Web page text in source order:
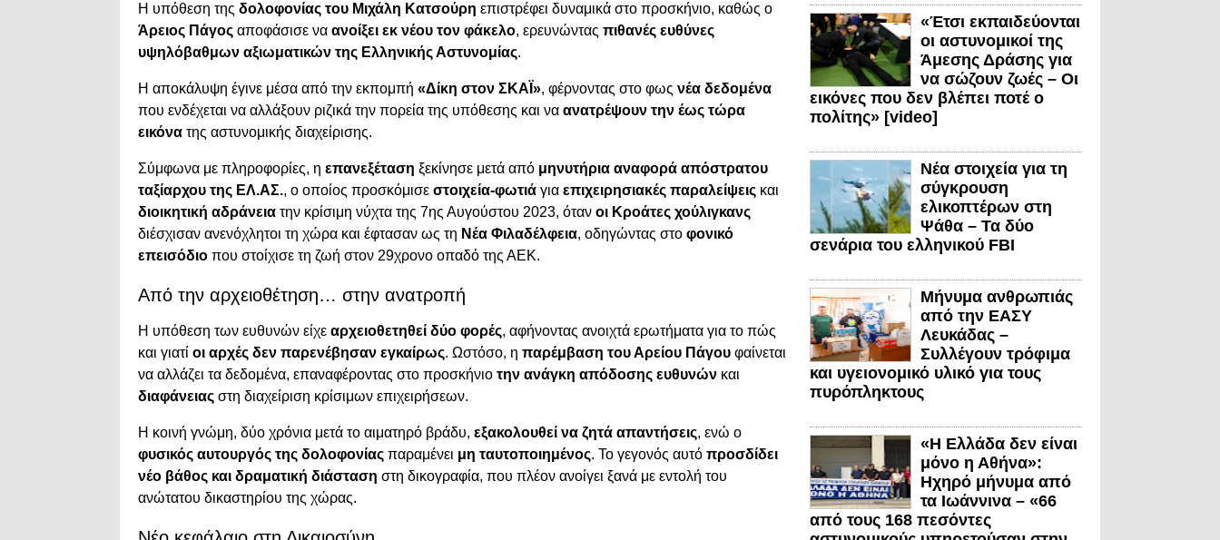
Η υπόθεση της δολοφονίας του Μιχάλη Κατσούρη επιστρέφει δυναμικά στο προσκήνιο, καθώς ο
Άρειος Πάγος αποφάσισε να ανοίξει εκ νέου τον φάκελο, ερευνώντας πιθανές ευθύνες
υψηλόβαθμων αξιωματικών της Ελληνικής Αστυνομίας.
Η αποκάλυψη έγινε μέσα από την εκπομπή «Δίκη στον ΣΚΑΪ», φέρνοντας στο φως νέα δεδομένα
που ενδέχεται να αλλάξουν ριζικά την πορεία της υπόθεσης και να ανατρέψουν την έως τώρα
εικόνα της αστυνομικής διαχείρισης.
Σύμφωνα με πληροφορίες, η επανεξέταση ξεκίνησε μετά από μηνυτήρια αναφορά απόστρατου
ταξίαρχου της ΕΛ.ΑΣ., ο οποίος προσκόμισε στοιχεία-φωτιά για επιχειρησιακές παραλείψεις και
διοικητική αδράνεια την κρίσιμη νύχτα της 7ης Αυγούστου 2023, όταν οι Κροάτες χούλιγκανς
διέσχισαν ανενόχλητοι τη χώρα και έφτασαν ως τη Νέα Φιλαδέλφεια, οδηγώντας στο φονικό
επεισόδιο που στοίχισε τη ζωή στον 29χρονο οπαδό της ΑΕΚ.
Από την αρχειοθέτηση… στην ανατροπή
Η υπόθεση των ευθυνών είχε αρχειοθετηθεί δύο φορές, αφήνοντας ανοιχτά ερωτήματα για το πώς
και γιατί οι αρχές δεν παρενέβησαν εγκαίρως. Ωστόσο, η παρέμβαση του Αρείου Πάγου φαίνεται
να αλλάζει τα δεδομένα, επαναφέροντας στο προσκήνιο την ανάγκη απόδοσης ευθυνών και
διαφάνειας στη διαχείριση κρίσιμων επιχειρήσεων.
Η κοινή γνώμη, δύο χρόνια μετά το αιματηρό βράδυ, εξακολουθεί να ζητά απαντήσεις, ενώ ο
φυσικός αυτουργός της δολοφονίας παραμένει μη ταυτοποιημένος. Το γεγονός αυτό προσδίδει
νέο βάθος και δραματική διάσταση στη δικογραφία, που πλέον ανοίγει ξανά με εντολή του
ανώτατου δικαστηρίου της χώρας.
«Έτσι εκπαιδεύονται
οι αστυνομικοί της
Άμεσης Δράσης για
να σώζουν ζωές – Οι
εικόνες που δεν βλέπει ποτέ ο
πολίτης» [video]
Νέα στοιχεία για τη
σύγκρουση
ελικοπτέρων στη
Ψάθα – Τα δύο
σενάρια του ελληνικού FBI
Μήνυμα ανθρωπιάς
από την ΕΑΣΥ
Λευκάδας –
Συλλέγουν τρόφιμα
και υγειονομικό υλικό για τους
πυρόπληκτους
«Η Ελλάδα δεν είναι
μόνο η Αθήνα»:
Ηχηρό μήνυμα από
τα Ιωάννινα – «66
από τους 168 πεσόντες